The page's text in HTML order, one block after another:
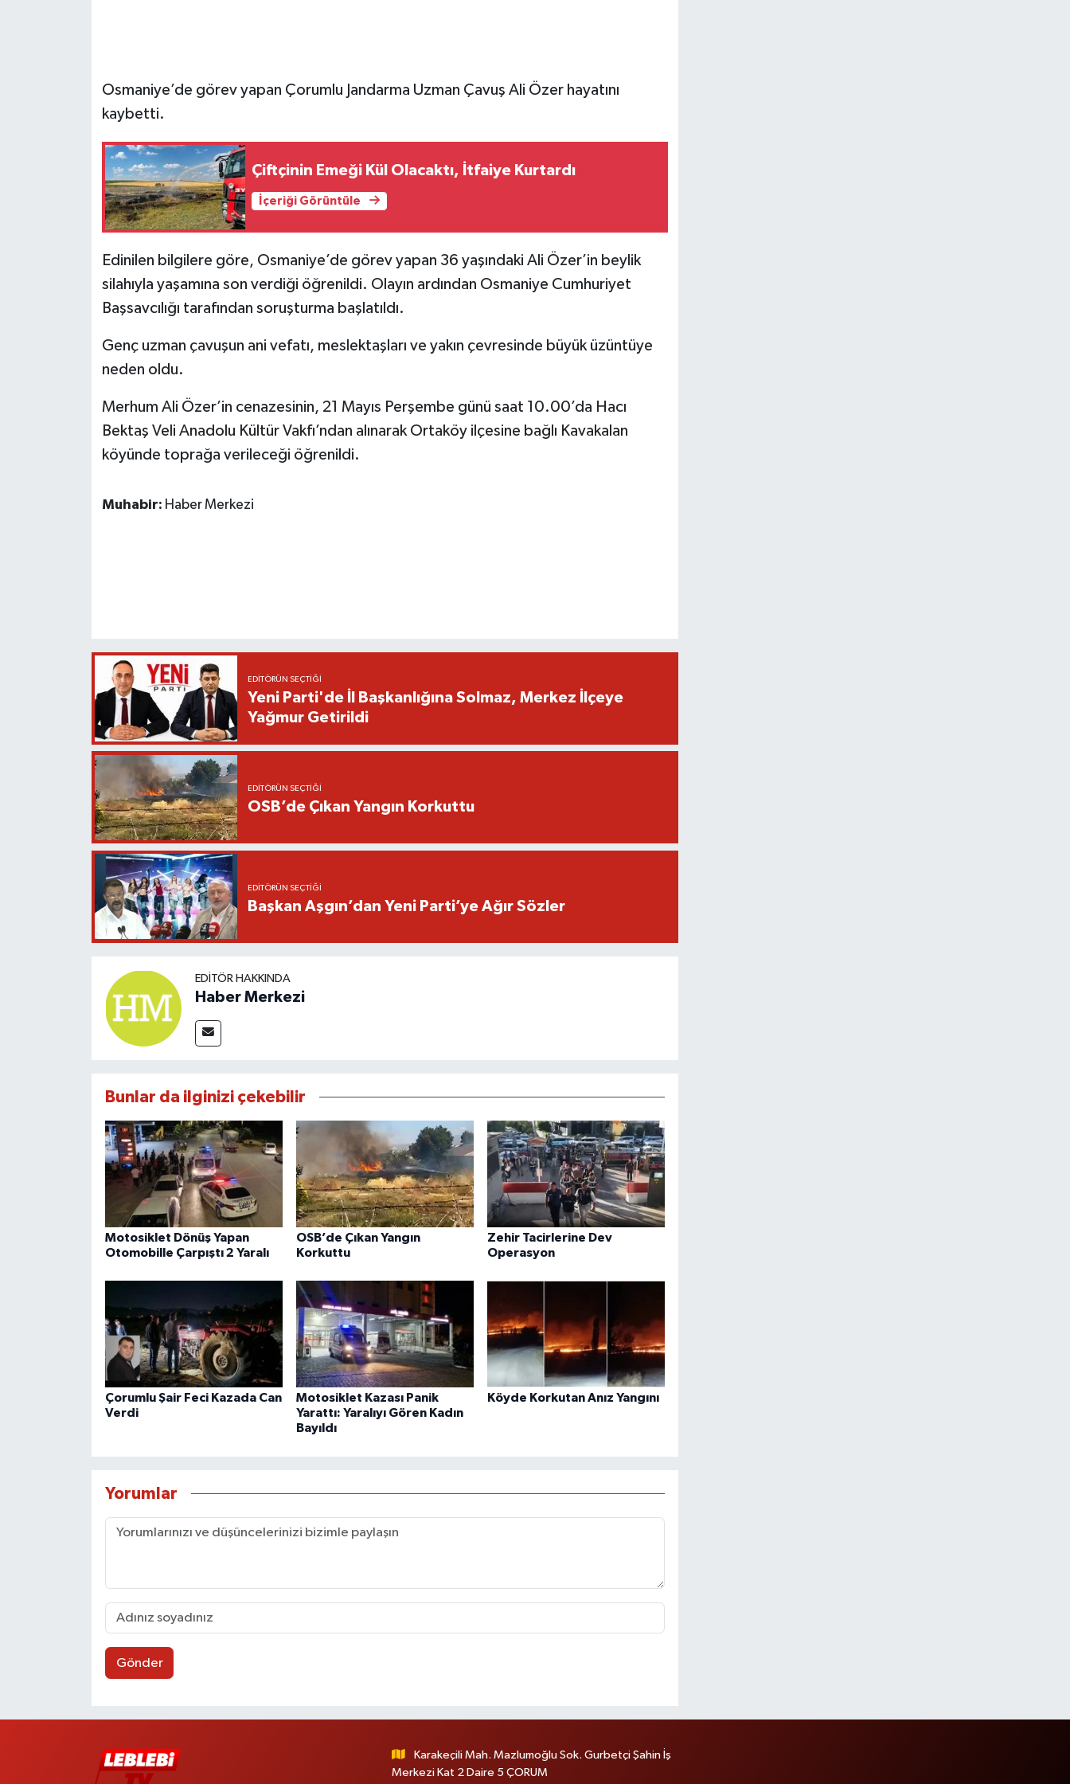
Osmaniye’de görev yapan Çorumlu Jandarma Uzman Çavuş Ali Özer hayatını
kaybetti.
Çiftçinin Emeği Kül Olacaktı, İtfaiye Kurtardı
İçeriği Görüntüle
Edinilen bilgilere göre, Osmaniye’de görev yapan 36 yaşındaki Ali Özer’in beylik
silahıyla yaşamına son verdiği öğrenildi. Olayın ardından Osmaniye Cumhuriyet
Başsavcılığı tarafından soruşturma başlatıldı.
Genç uzman çavuşun ani vefatı, meslektaşları ve yakın çevresinde büyük üzüntüye
neden oldu.
Merhum Ali Özer’in cenazesinin, 21 Mayıs Perşembe günü saat 10.00’da Hacı
Bektaş Veli Anadolu Kültür Vakfı’ndan alınarak Ortaköy ilçesine bağlı Kavakalan
köyünde toprağa verileceği öğrenildi.
Muhabir: Haber Merkezi
EDITÖRÜN SEÇTIĞI
Yeni Parti'de İl Başkanlığına Solmaz, Merkez İlçeye
Yağmur Getirildi
EDITÖRÜN SEÇTIĞI
OSB’de Çıkan Yangın Korkuttu
EDITÖRÜN SEÇTIĞI
Başkan Aşgın’dan Yeni Parti’ye Ağır Sözler
EDITÖR HAKKINDA
Haber Merkezi
Bunlar da ilginizi çekebilir
Motosiklet Dönüş Yapan
Otomobille Çarpıştı 2 Yaralı
OSB’de Çıkan Yangın
Korkuttu
Zehir Tacirlerine Dev
Operasyon
Çorumlu Şair Feci Kazada Can
Verdi
Motosiklet Kazası Panik
Yarattı: Yaralıyı Gören Kadın
Bayıldı
Köyde Korkutan Anız Yangını
Yorumlar
Gönder
Karakeçili Mah. Mazlumoğlu Sok. Gurbetçi Şahin İş
Merkezi Kat 2 Daire 5 ÇORUM